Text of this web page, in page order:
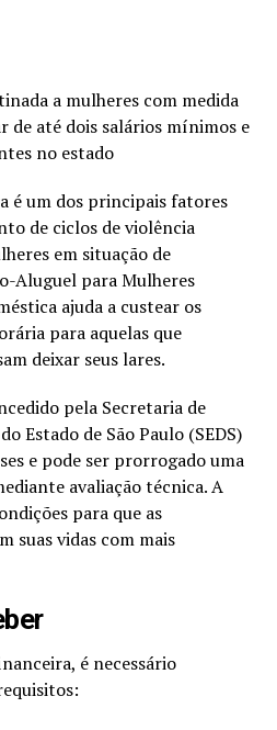
a mulheres com medida
até dois salários mínimos e
no estado
é um dos principais fatores
de ciclos de violência
em situação de
Aluguel para Mulheres
ajuda a custear os
para aquelas que
deixar seus lares.
pela Secretaria de
Estado de São Paulo (SEDS)
e pode ser prorrogado uma
avaliação técnica. A
para que as
suas vidas com mais
é necessário